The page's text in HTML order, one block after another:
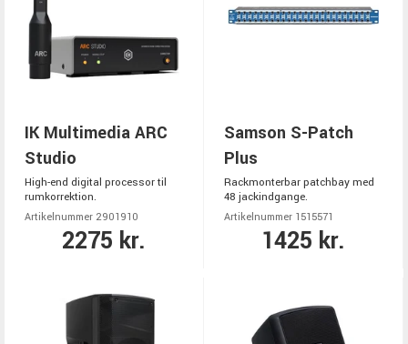
IK Multimedia ARC
Studio
High-end digital processor til
rumkorrektion.
Artikelnummer 2901910
2275 kr.
Samson S-Patch
Plus
Rackmonterbar patchbay med
48 jackindgange.
Artikelnummer 1515571
1425 kr.